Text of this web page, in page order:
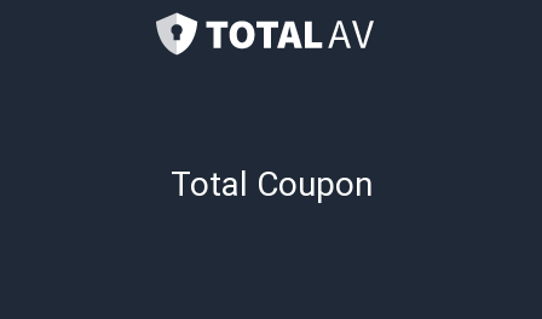
Total Coupon